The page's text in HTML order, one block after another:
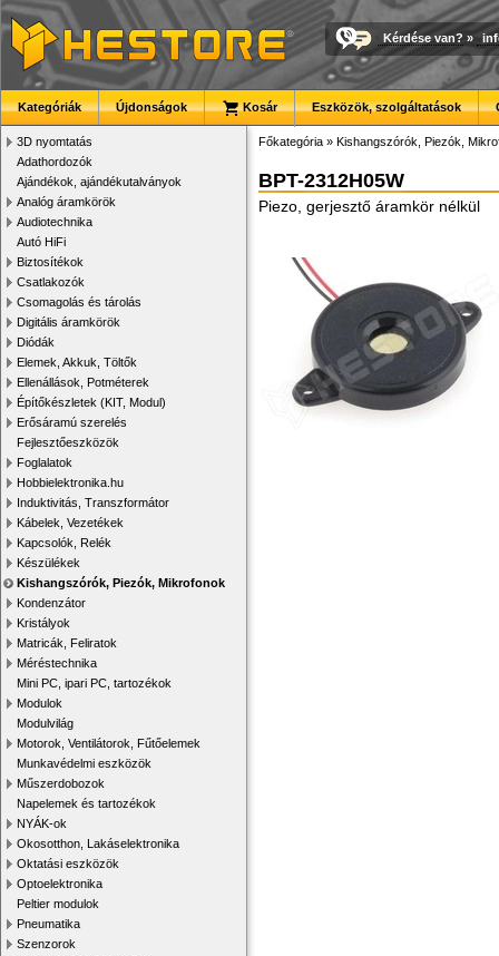
Kérdése van? »
Kategóriák Újdonságok Kosár Eszközök, szolgáltatások
3D nyomtatás
Adathordozók
Ajándékok, ajándékutalványok
Analóg áramkörök
Audiotechnika
Autó HiFi
Biztosítékok
Csatlakozók
Csomagolás és tárolás
Digitális áramkörök
Diódák
Elemek, Akkuk, Töltők
Ellenállások, Potméterek
Építőkészletek (KIT, Modul)
Erősáramú szerelés
Fejlesztőeszközök
Foglalatok
Hobbielektronika.hu
Induktivitás, Transzformátor
Kábelek, Vezetékek
Kapcsolók, Relék
Készülékek
Kishangszórók, Piezók, Mikrofonok
Kondenzátor
Kristályok
Matricák, Feliratok
Méréstechnika
Mini PC, ipari PC, tartozékok
Modulok
Modulvilág
Motorok, Ventilátorok, Fűtőelemek
Munkavédelmi eszközök
Műszerdobozok
Napelemek és tartozékok
NYÁK-ok
Okosotthon, Lakáselektronika
Oktatási eszközök
Optoelektronika
Peltier modulok
Pneumatika
Szenzorok
Főkategória » Kishangszórók, Piezók,
BPT-2312H05W
Piezo, gerjesztő áramkör nélkül